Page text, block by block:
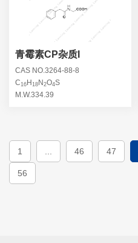
青霉素CP杂质I
CAS NO.3264-88-8
C16 H 18 N 2O4S
M.W.334.39
1 46 47
56